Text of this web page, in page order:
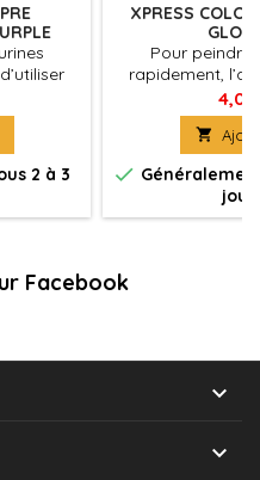
avec
qui
2 à 3
XPRESS
Pour peindre
rapidement,
Xpress Color,
une
permettent de
4,05


Facebook

